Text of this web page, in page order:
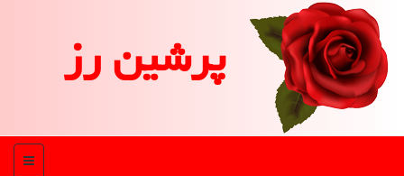
پرشین رز
منو